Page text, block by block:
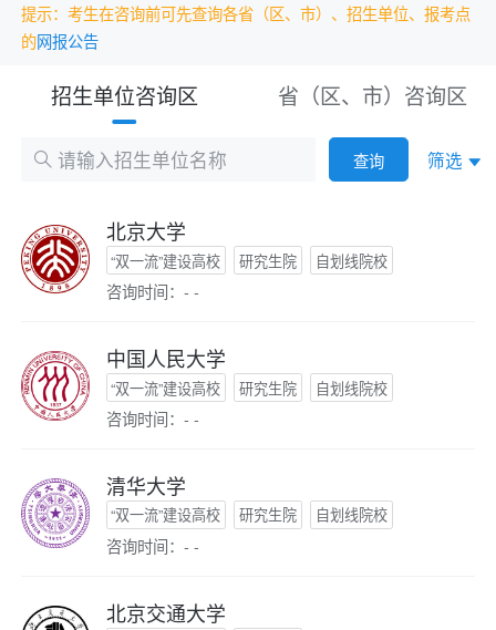
提示：考生在咨询前可先查询各省（区、市）、招生单位、报考点
的网报公告
招生单位咨询区 省（区、市）咨询区
查询 筛选
北京大学
“双一流”建设高校 研究生院 自划线院校
咨询时间：- -
中国人民大学
“双一流”建设高校 研究生院 自划线院校
咨询时间：- -
清华大学
“双一流”建设高校 研究生院 自划线院校
咨询时间：- -
北京交通大学